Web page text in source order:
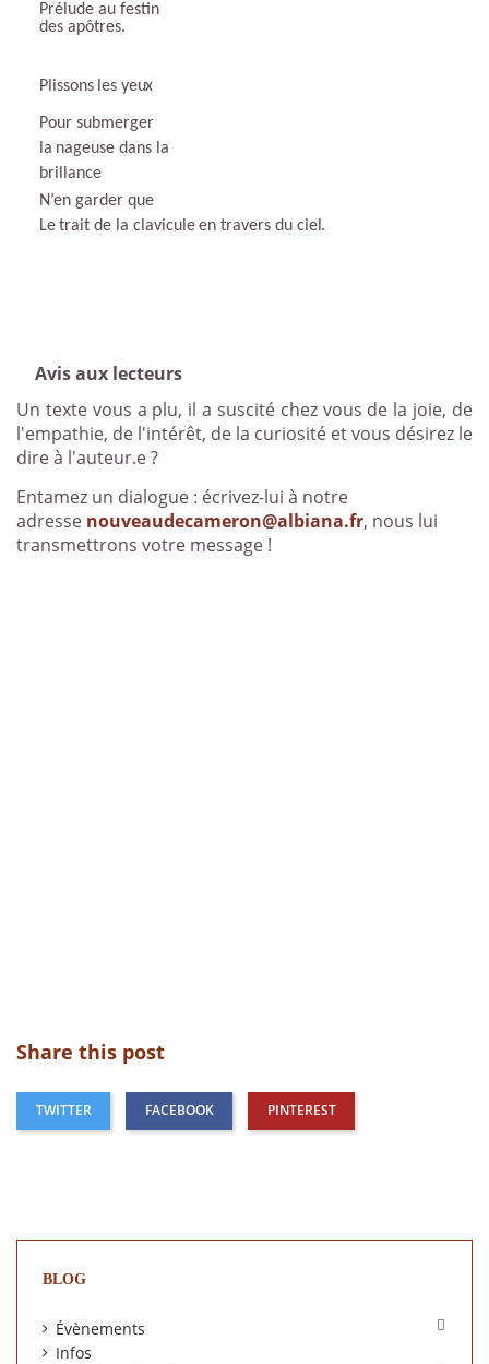
Prélude au festin
des apôtres.
Plissons les yeux
Pour submerger
la nageuse dans la
brillance
N’en garder que
Le trait de la clavicule en travers du ciel.
Avis aux lecteurs
Un texte vous a plu, il a suscité chez vous de la joie, de
l'empathie, de l'intérêt, de la curiosité et vous désirez le
dire à l'auteur.e ?
Entamez un dialogue : écrivez-lui à notre
adresse nouveaudecameron@albiana.fr, nous lui
transmettrons votre message !
Share this post
TWITTER FACEBOOK PINTEREST
BLOG
Évènements 
Infos